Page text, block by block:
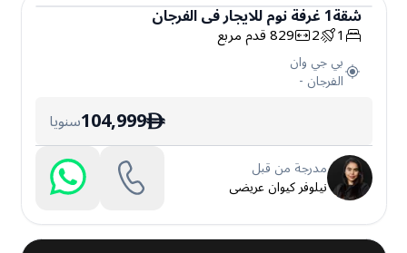
شقة
شقة1غرفة نومللايجارفيالفرجان
1
2
829قدم مربع
بي جي وان
الفرجان -
ê
104,999سنويا
مدرجة من قبل
نيلوفر كيوان عريضى